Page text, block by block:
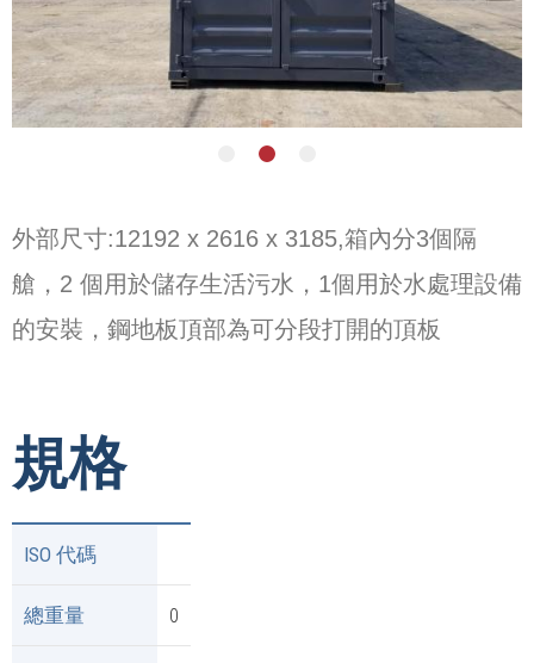
外部尺寸:12192 x 2616 x 3185,箱內分3個隔
艙，2 個用於儲存生活污水，1個用於水處理設備
的安裝，鋼地板頂部為可分段打開的頂板
規格
ISO 代碼
總重量 0